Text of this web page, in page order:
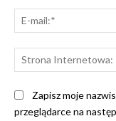
Zapisz moje
przeglądarce na